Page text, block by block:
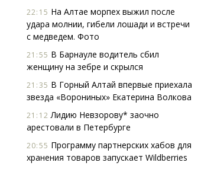
22:15 На Алтае морпех выжил после
удара молнии, гибели лошади и встречи
с медведем. Фото
21:55 В Барнауле водитель сбил
женщину на зебре и скрылся
21:35 В Горный Алтай впервые приехала
звезда «Ворониных» Екатерина Волкова
21:12 Лидию Невзорову* заочно
арестовали в Петербурге
20:55 Программу партнерских хабов для
хранения товаров запускает Wildberries